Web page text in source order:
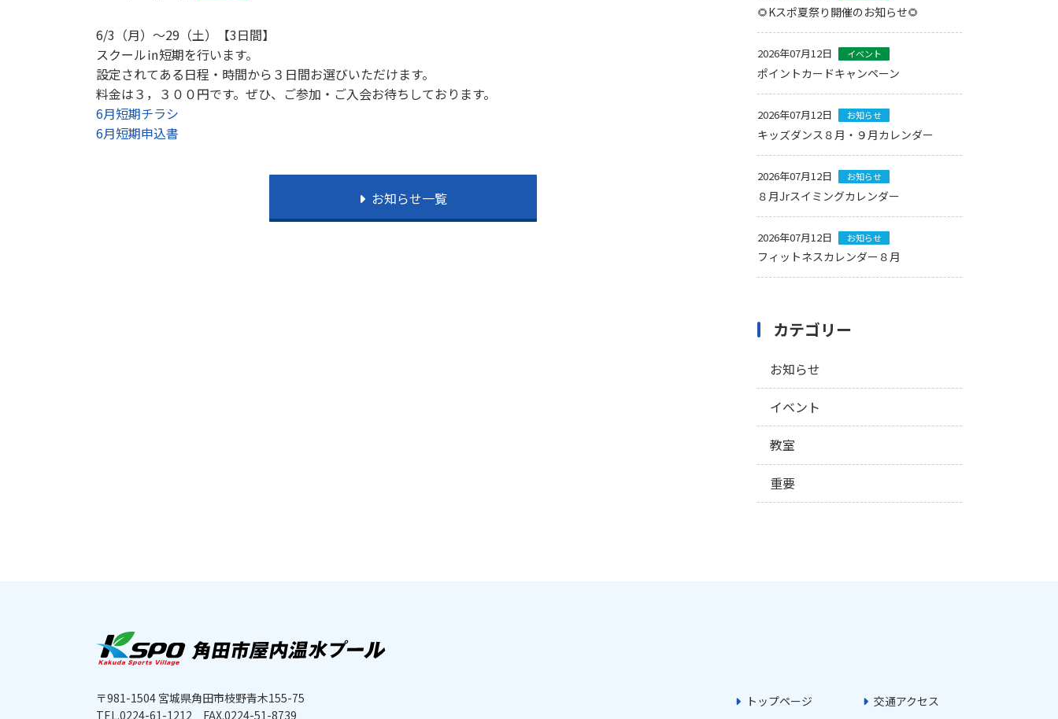
6/3（月）～29（土）【3日間】
スクール㏌短期を行います。
設定されてある日程・時間から３日間お選びいただけます。
料金は３，３００円です。ぜひ、ご参加・ご入会お待ちしております。
6月短期チラシ
6月短期申込書
お知らせ一覧
🌻Kスポ夏祭り開催のお知らせ🌻
2026年07月12日 イベント
ポイントカードキャンペーン
2026年07月12日 お知らせ
キッズダンス８月・９月カレンダー
2026年07月12日 お知らせ
８月Jrスイミングカレンダー
2026年07月12日 お知らせ
フィットネスカレンダー８月
カテゴリー
お知らせ
イベント
教室
重要
〒981-1504 宮城県角田市枝野青木155-75
TEL.0224-61-1212
FAX.0224-51-8739
トップページ
交通アクセス